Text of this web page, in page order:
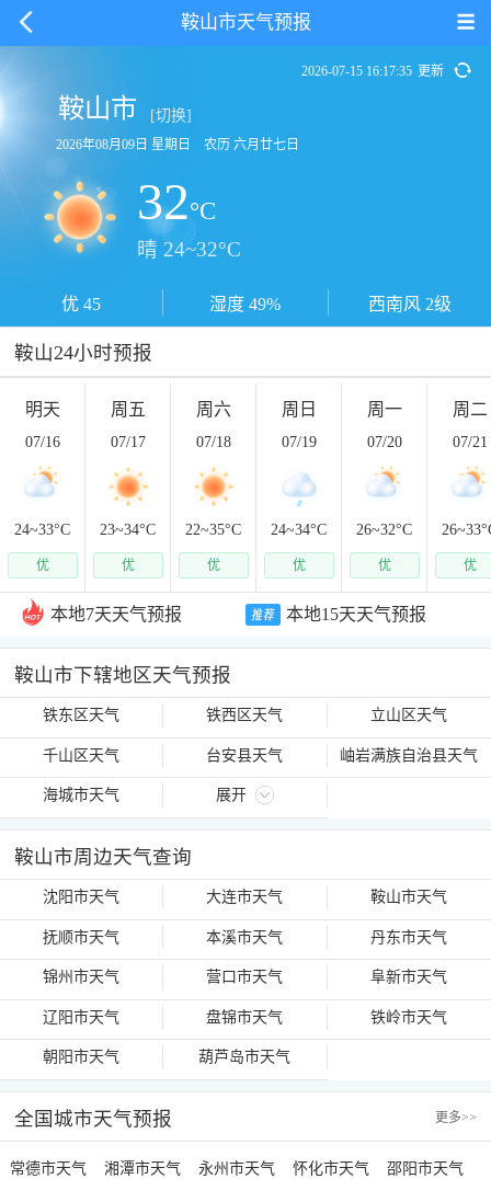
鞍山市天气预报
鞍山市 [切换]
2026-07-15 16:17:35 更新
2026年08月09日 星期日 农历 六月廿七日
32°C
晴 24~32°C
优 45 湿度 49% 西南风 2级
鞍山24小时预报
明天
07/16
24~33°C
优
周五
07/17
23~34°C
优
周六
07/18
22~35°C
优
周日
07/19
24~34°C
优
周一
07/20
26~32°C
优
周二
07/21
26~33
优
本地7天天气预报 本地15天天气预报
鞍山市下辖地区天气预报
铁东区天气 铁西区天气 立山区天气
千山区天气 台安县天气 岫岩满族自治县天气
海城市天气 展开
鞍山市周边天气查询
沈阳市天气 大连市天气 鞍山市天气
抚顺市天气 本溪市天气 丹东市天气
锦州市天气 营口市天气 阜新市天气
辽阳市天气 盘锦市天气 铁岭市天气
朝阳市天气 葫芦岛市天气
全国城市天气预报 更多>>
常德市天气 湘潭市天气 永州市天气 怀化市天气
邵阳市天气